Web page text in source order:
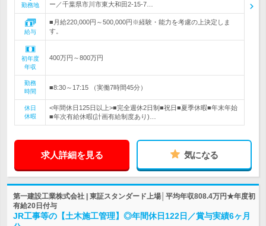
勤務地
ー／千葉県市川市東大和田2-15-7…
給与
■月給220,000円～500,000円※経験・能力を考慮の上決定しま
す。
初年度
年収
400万円～800万円
勤務
時間
■8:30～17:15 （実働7時間45分）
休日
休暇
<年間休日125日以上>■完全週休2日制■祝日■夏季休暇■年末年始
■年次有給休暇(計画有給制度あり)…
求人詳細を見る 気になる
第一建設工業株式会社 | 東証スタンダード上場│平均年収808.4万円★年度初
有給20日付与
JR工事等の【土木施工管理】◎年間休日122日／賞与実績6ヶ月